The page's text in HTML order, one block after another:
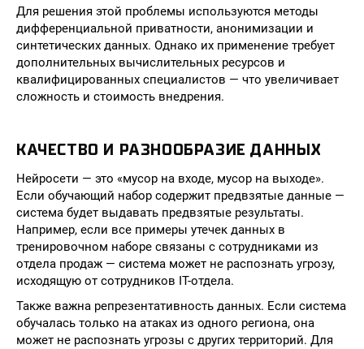
Для решения этой проблемы используются методы
дифференциальной приватности, анонимизации и
синтетических данных. Однако их применение требует
дополнительных вычислительных ресурсов и
квалифицированных специалистов — что увеличивает
сложность и стоимость внедрения.
КАЧЕСТВО И РАЗНООБРАЗИЕ ДАННЫХ
Нейросети — это «мусор на входе, мусор на выходе».
Если обучающий набор содержит предвзятые данные —
система будет выдавать предвзятые результаты.
Например, если все примеры утечек данных в
тренировочном наборе связаны с сотрудниками из
отдела продаж — система может не распознать угрозу,
исходящую от сотрудников IT-отдела.
Также важна репрезентативность данных. Если система
обучалась только на атаках из одного региона, она
может не распознать угрозы с других территорий. Для